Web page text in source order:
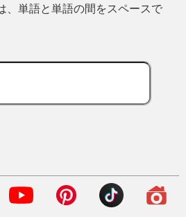
、単語と単語の間をスペースで